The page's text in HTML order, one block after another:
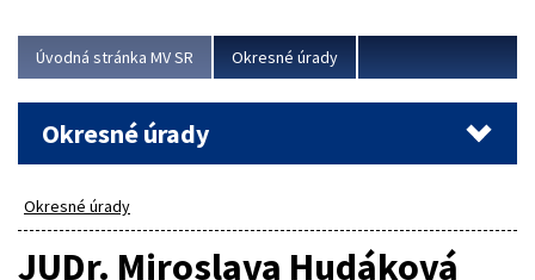
Viac
Úvodná stránka MV SR Okresné úrady
Okresné úrady
Okresné úrady
JUDr. Miroslava Hudáková